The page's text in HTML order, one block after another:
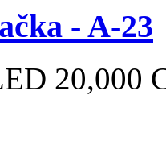
- A-23
20,000